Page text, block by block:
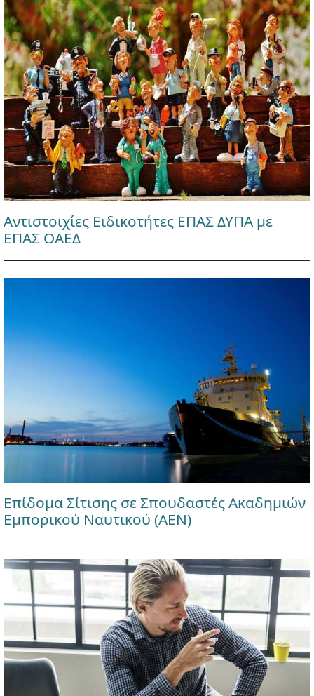
Αντιστοιχίες Ειδικοτήτες ΕΠΑΣ ΔΥΠΑ με
ΕΠΑΣ ΟΑΕΔ
Επίδομα Σίτισης σε Σπουδαστές Ακαδημιών
Εμπορικού Ναυτικού (ΑΕΝ)